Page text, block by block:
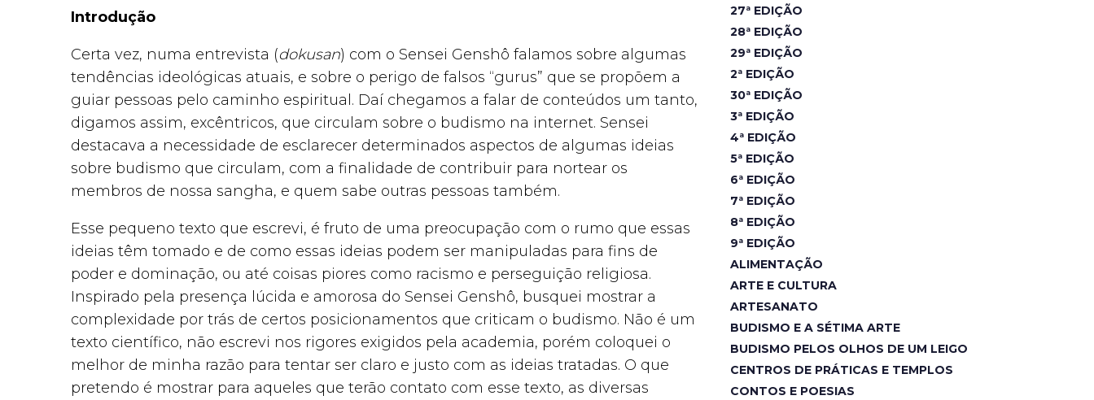
Introdução
Certa vez, numa entrevista (dokusan) com o Sensei Genshô falamos sobre algumas
tendências ideológicas atuais, e sobre o perigo de falsos “gurus” que se propõem a
guiar pessoas pelo caminho espiritual. Daí chegamos a falar de conteúdos um tanto,
digamos assim, excêntricos, que circulam sobre o budismo na internet. Sensei
destacava a necessidade de esclarecer determinados aspectos de algumas ideias
sobre budismo que circulam, com a finalidade de contribuir para nortear os
membros de nossa sangha, e quem sabe outras pessoas também.
Esse pequeno texto que escrevi, é fruto de uma preocupação com o rumo que essas
ideias têm tomado e de como essas ideias podem ser manipuladas para fins de
poder e dominação, ou até coisas piores como racismo e perseguição religiosa.
Inspirado pela presença lúcida e amorosa do Sensei Genshô, busquei mostrar a
complexidade por trás de certos posicionamentos que criticam o budismo. Não é um
texto científico, não escrevi nos rigores exigidos pela academia, porém coloquei o
melhor de minha razão para tentar ser claro e justo com as ideias tratadas. O que
pretendo é mostrar para aqueles que terão contato com esse texto, as diversas
27ª EDIÇÃO
28ª EDIÇÃO
29ª EDIÇÃO
2ª EDIÇÃO
30ª EDIÇÃO
3ª EDIÇÃO
4ª EDIÇÃO
5ª EDIÇÃO
6ª EDIÇÃO
7ª EDIÇÃO
8ª EDIÇÃO
9ª EDIÇÃO
ALIMENTAÇÃO
ARTE E CULTURA
ARTESANATO
BUDISMO E A SÉTIMA ARTE
BUDISMO PELOS OLHOS DE UM LEIGO
CENTROS DE PRÁTICAS E TEMPLOS
CONTOS E POESIAS